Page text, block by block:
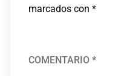
marcados con*
COMENTARIO*